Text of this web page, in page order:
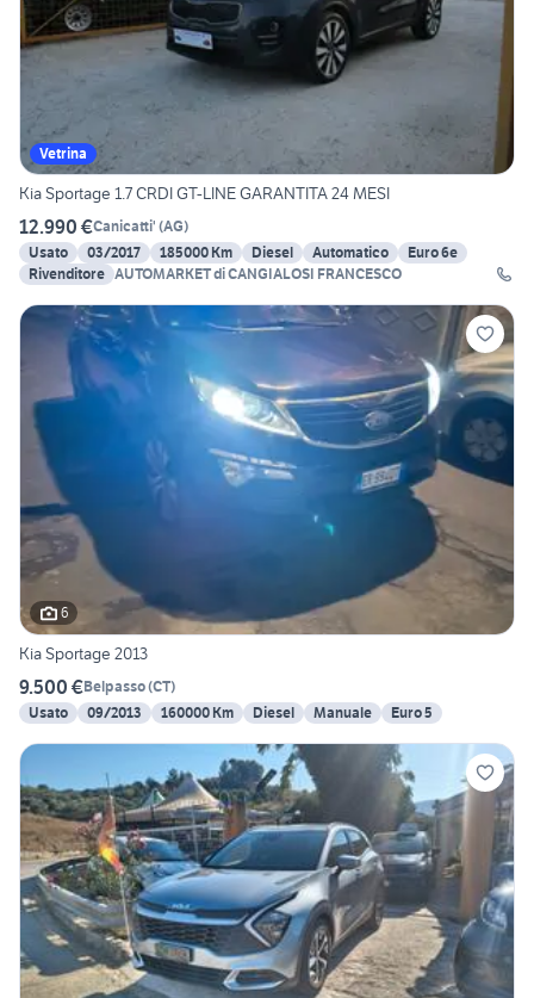
Vetrina
Kia Sportage 1.7 CRDI GT-LINE GARANTITA 24 MESI
12.990 €Canicatti' (AG)
Usato
03/2017 185000 Km Diesel Automatico
Euro 6e
Rivenditore AUTOMARKET di CANGIALOSI FRANCESCO
6
Kia Sportage 2013
9.500 €Belpasso(CT)
Usato
09/2013 160000 Km Diesel Manuale Euro 5